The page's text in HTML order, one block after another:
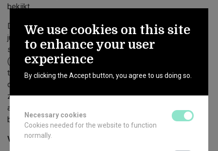
bekijkt.
De advertentie vormt in geen geval een aanbieding in de
juridische zin van het woord. Wij raden u bijgevolg ten
stelligste aan om, voordat u een beslissing neemt
(aankoop, huur,...) omtrent het vastgoed, contact met ons op
te nemen om persoonlijk te controleren of de informatie en
de beschikbaarheid van het vastgoed correct en up-to-date
zijn. De informatie op onze Website is altijd van voorlopige
aard en moet altijd door ons worden bevestigd, in het
bijzonder maar niet uitsluitend wat de vraagprijs betreft.
Verwerking van persoonsgegevens
We use cookies on this site
to enhance your user
experience
By clicking the Accept button, you agree to us doing so.
Necessary cookies
Cookies needed for the website to function
normally.